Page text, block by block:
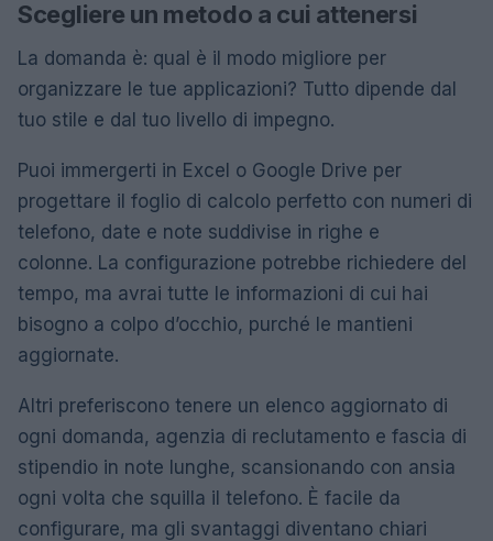
Scegliere un metodo a cui attenersi
La domanda è: qual è il modo migliore per
organizzare le tue applicazioni? Tutto dipende dal
tuo stile e dal tuo livello di impegno.
Puoi immergerti in Excel o Google Drive per
progettare il foglio di calcolo perfetto con numeri di
telefono, date e note suddivise in righe e
colonne. La configurazione potrebbe richiedere del
tempo, ma avrai tutte le informazioni di cui hai
bisogno a colpo d’occhio, purché le mantieni
aggiornate.
Altri preferiscono tenere un elenco aggiornato di
ogni domanda, agenzia di reclutamento e fascia di
stipendio in note lunghe, scansionando con ansia
ogni volta che squilla il telefono. È facile da
configurare, ma gli svantaggi diventano chiari